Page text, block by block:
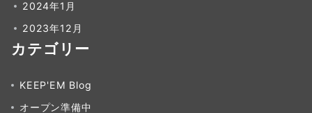
2024年1月
2023年12月
カテゴリー
KEEP'EM Blog
オープン準備中